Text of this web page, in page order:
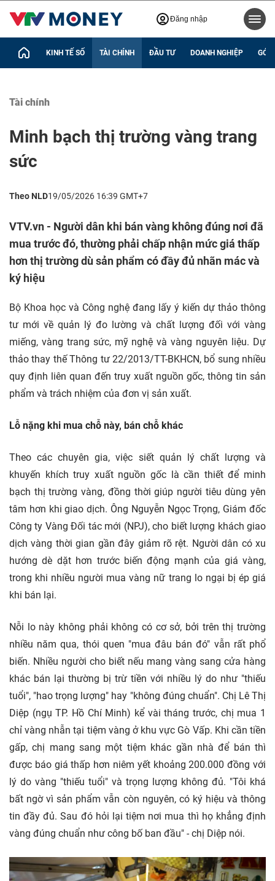
Đăng nhập
KINH TẾ SỐ TÀI CHÍNH ĐẦU TƯ DOANH NGHIỆP GÓC
Tài chính
Minh bạch thị trường vàng trang
sức
Theo NLD19/05/2026 16:39 GMT+7
VTV.vn - Người dân khi bán vàng không đúng nơi đã
mua trước đó, thường phải chấp nhận mức giá thấp
hơn thị trường dù sản phẩm có đầy đủ nhãn mác và
ký hiệu
Bộ Khoa học và Công nghệ đang lấy ý kiến dự thảo thông
tư mới về quản lý đo lường và chất lượng đối với vàng
miếng, vàng trang sức, mỹ nghệ và vàng nguyên liệu. Dự
thảo thay thế Thông tư 22/2013/TT-BKHCN, bổ sung nhiều
quy định liên quan đến truy xuất nguồn gốc, thông tin sản
phẩm và trách nhiệm của đơn vị sản xuất.
Lỗ nặng khi mua chỗ này, bán chỗ khác
Theo các chuyên gia, việc siết quản lý chất lượng và
khuyến khích truy xuất nguồn gốc là cần thiết để minh
bạch thị trường vàng, đồng thời giúp người tiêu dùng yên
tâm hơn khi giao dịch. Ông Nguyễn Ngọc Trọng, Giám đốc
Công ty Vàng Đối tác mới (NPJ), cho biết lượng khách giao
dịch vàng thời gian gần đây giảm rõ rệt. Người dân có xu
hướng dè dặt hơn trước biến động mạnh của giá vàng,
trong khi nhiều người mua vàng nữ trang lo ngại bị ép giá
khi bán lại.
Nỗi lo này không phải không có cơ sở, bởi trên thị trường
nhiều năm qua, thói quen "mua đâu bán đó" vẫn rất phổ
biến. Nhiều người cho biết nếu mang vàng sang cửa hàng
khác bán lại thường bị trừ tiền với nhiều lý do như "thiếu
tuổi", "hao trọng lượng" hay "không đúng chuẩn". Chị Lê Thị
Diệp (ngụ TP. Hồ Chí Minh) kể vài tháng trước, chị mua 1
chỉ vàng nhẫn tại tiệm vàng ở khu vực Gò Vấp. Khi cần tiền
gấp, chị mang sang một tiệm khác gần nhà để bán thì
được báo giá thấp hơn niêm yết khoảng 200.000 đồng với
lý do vàng "thiếu tuổi" và trọng lượng không đủ. "Tôi khá
bất ngờ vì sản phẩm vẫn còn nguyên, có ký hiệu và thông
tin đầy đủ. Sau đó hỏi lại tiệm nơi mua thì họ khẳng định
vàng đúng chuẩn như công bố ban đầu" - chị Diệp nói.